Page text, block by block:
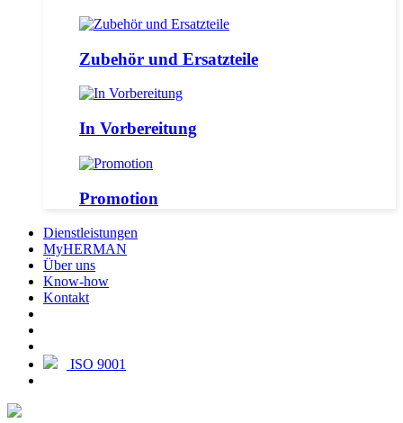
Zubehör und Ersatzteile
In Vorbereitung
Promotion
Dienstleistungen
MyHERMAN
Über uns
Know-how
Kontakt
ISO 9001